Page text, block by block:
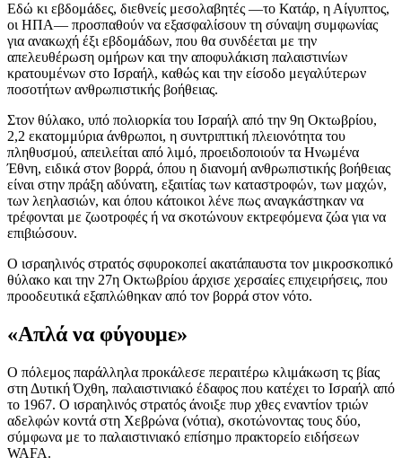
Εδώ κι εβδομάδες, διεθνείς μεσολαβητές —το Κατάρ, η Αίγυπτος,
οι ΗΠΑ— προσπαθούν να εξασφαλίσουν τη σύναψη συμφωνίας
για ανακωχή έξι εβδομάδων, που θα συνδέεται με την
απελευθέρωση ομήρων και την αποφυλάκιση παλαιστινίων
κρατουμένων στο Ισραήλ, καθώς και την είσοδο μεγαλύτερων
ποσοτήτων ανθρωπιστικής βοήθειας.
Στον θύλακο, υπό πολιορκία του Ισραήλ από την 9η Οκτωβρίου,
2,2 εκατομμύρια άνθρωποι, η συντριπτική πλειονότητα του
πληθυσμού, απειλείται από λιμό, προειδοποιούν τα Ηνωμένα
Έθνη, ειδικά στον βορρά, όπου η διανομή ανθρωπιστικής βοήθειας
είναι στην πράξη αδύνατη, εξαιτίας των καταστροφών, των μαχών,
των λεηλασιών, και όπου κάτοικοι λένε πως αναγκάστηκαν να
τρέφονται με ζωοτροφές ή να σκοτώνουν εκτρεφόμενα ζώα για να
επιβιώσουν.
Ο ισραηλινός στρατός σφυροκοπεί ακατάπαυστα τον μικροσκοπικό
θύλακο και την 27η Οκτωβρίου άρχισε χερσαίες επιχειρήσεις, που
προοδευτικά εξαπλώθηκαν από τον βορρά στον νότο.
«Απλά να φύγουμε»
Ο πόλεμος παράλληλα προκάλεσε περαιτέρω κλιμάκωση τς βίας
στη Δυτική Όχθη, παλαιστινιακό έδαφος που κατέχει το Ισραήλ από
το 1967. Ο ισραηλινός στρατός άνοιξε πυρ χθες εναντίον τριών
αδελφών κοντά στη Χεβρώνα (νότια), σκοτώνοντας τους δύο,
σύμφωνα με το παλαιστινιακό επίσημο πρακτορείο ειδήσεων
WAFA.